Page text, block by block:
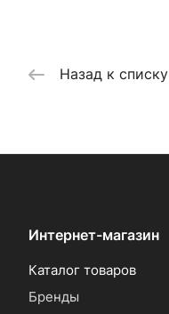
Назад к списку
Интернет-магазин
Каталог товаров
Бренды